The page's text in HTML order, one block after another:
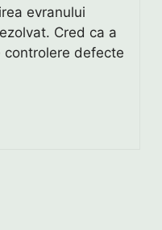
evranului
Cred ca a
defecte